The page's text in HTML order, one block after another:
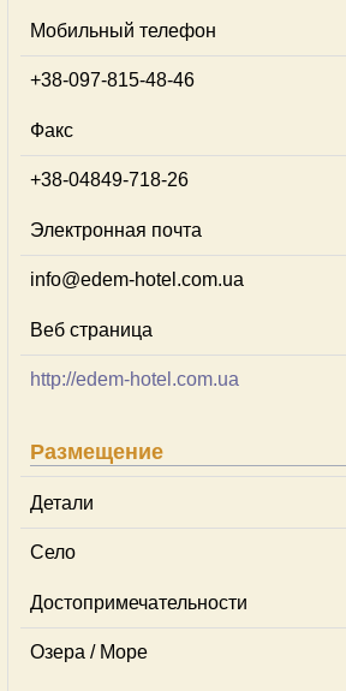
Мобильный телефон
+38-097-815-48-46
Факс
+38-04849-718-26
Электронная почта
info@edem-hotel.com.ua
Веб страница
http://edem-hotel.com.ua
Размещение
Детали
Село
Достопримечательности
Озера / Море